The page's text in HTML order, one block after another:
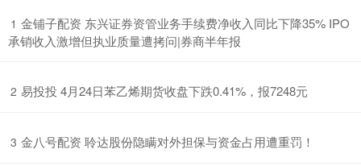
1 ​金铺子配资 东兴证券资管业务手续费净收入同比下降35% IPO
承销收入激增但执业质量遭拷问|券商半年报
2 ​易投投 4月24日苯乙烯期货收盘下跌0.41%，报7248元
3 ​金八号配资 聆达股份隐瞒对外担保与资金占用遭重罚！